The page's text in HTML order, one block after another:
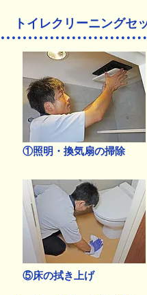
トイレクリーニングセ
①照明・換気扇の掃除
⑤床の拭き上げ